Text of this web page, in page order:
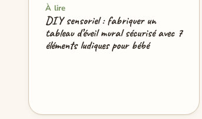
À lire
DIY sensoriel : fabriquer un
tableau d’éveil mural sécurisé avec 7
éléments ludiques pour bébé